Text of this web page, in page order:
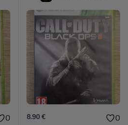
0 8.90 € 0